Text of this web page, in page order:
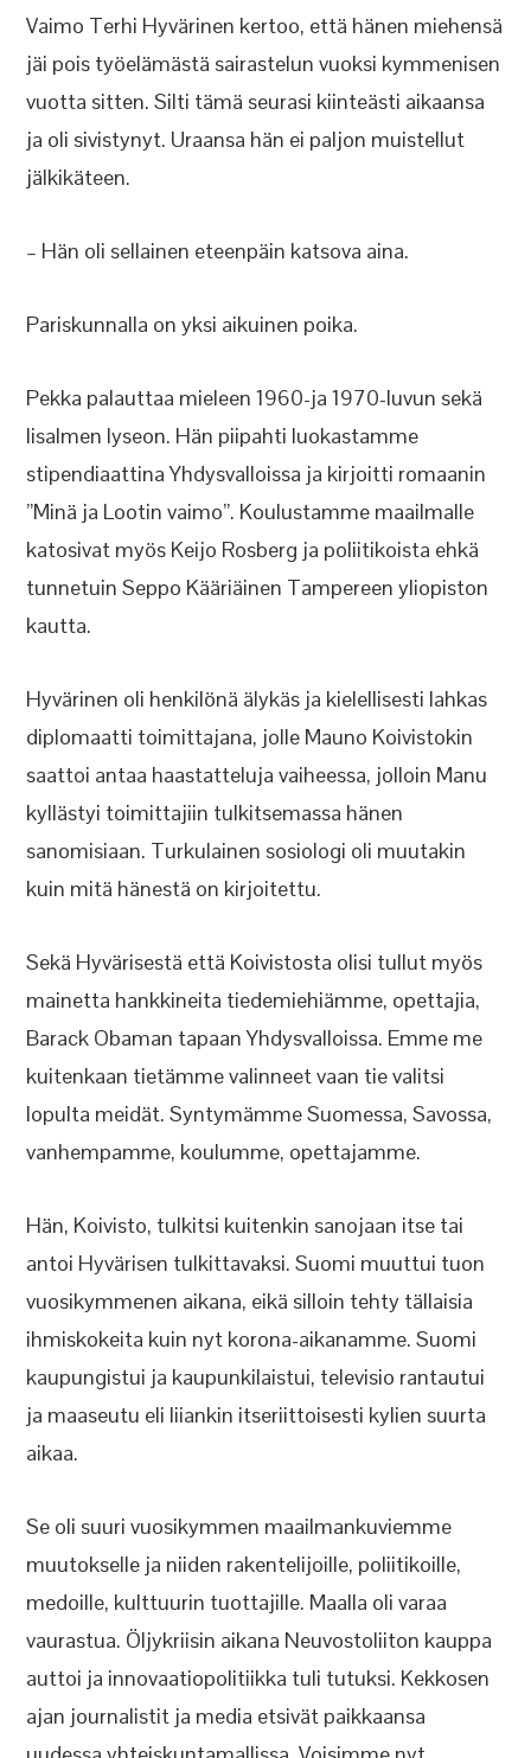
Vaimo Terhi Hyvärinen kertoo, että hänen miehensä
jäi pois työelämästä sairastelun vuoksi kymmenisen
vuotta sitten. Silti tämä seurasi kiinteästi aikaansa
ja oli sivistynyt. Uraansa hän ei paljon muistellut
jälkikäteen.
– Hän oli sellainen eteenpäin katsova aina.
Pariskunnalla on yksi aikuinen poika.
Pekka palauttaa mieleen 1960-ja 1970-luvun sekä
Iisalmen lyseon. Hän piipahti luokastamme
stipendiaattina Yhdysvalloissa ja kirjoitti romaanin
”Minä ja Lootin vaimo”. Koulustamme maailmalle
katosivat myös Keijo Rosberg ja poliitikoista ehkä
tunnetuin Seppo Kääriäinen Tampereen yliopiston
kautta.
Hyvärinen oli henkilönä älykäs ja kielellisesti lahkas
diplomaatti toimittajana, jolle Mauno Koivistokin
saattoi antaa haastatteluja vaiheessa, jolloin Manu
kyllästyi toimittajiin tulkitsemassa hänen
sanomisiaan. Turkulainen sosiologi oli muutakin
kuin mitä hänestä on kirjoitettu.
Sekä Hyvärisestä että Koivistosta olisi tullut myös
mainetta hankkineita tiedemiehiämme, opettajia,
Barack Obaman tapaan Yhdysvalloissa. Emme me
kuitenkaan tietämme valinneet vaan tie valitsi
lopulta meidät. Syntymämme Suomessa, Savossa,
vanhempamme, koulumme, opettajamme.
Hän, Koivisto, tulkitsi kuitenkin sanojaan itse tai
antoi Hyvärisen tulkittavaksi. Suomi muuttui tuon
vuosikymmenen aikana, eikä silloin tehty tällaisia
ihmiskokeita kuin nyt korona-aikanamme. Suomi
kaupungistui ja kaupunkilaistui, televisio rantautui
ja maaseutu eli liiankin itseriittoisesti kylien suurta
aikaa.
Se oli suuri vuosikymmen maailmankuviemme
muutokselle ja niiden rakentelijoille, poliitikoille,
medoille, kulttuurin tuottajille. Maalla oli varaa
vaurastua. Öljykriisin aikana Neuvostoliiton kauppa
auttoi ja innovaatiopolitiikka tuli tutuksi. Kekkosen
ajan journalistit ja media etsivät paikkaansa